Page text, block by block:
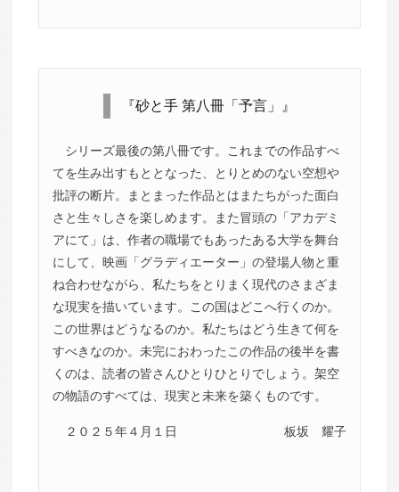
『砂と手 第八冊「予言」』
シリーズ最後の第八冊です。これまでの作品すべ
てを生み出すもととなった、とりとめのない空想や
批評の断片。まとまった作品とはまたちがった面白
さと生々しさを楽しめます。また冒頭の「アカデミ
アにて」は、作者の職場でもあったある大学を舞台
にして、映画「グラディエーター」の登場人物と重
ね合わせながら、私たちをとりまく現代のさまざま
な現実を描いています。この国はどこへ行くのか。
この世界はどうなるのか。私たちはどう生きて何を
すべきなのか。未完におわったこの作品の後半を書
くのは、読者の皆さんひとりひとりでしょう。架空
の物語のすべては、現実と未来を築くものです。
２０２５年４月１日 板坂 耀子